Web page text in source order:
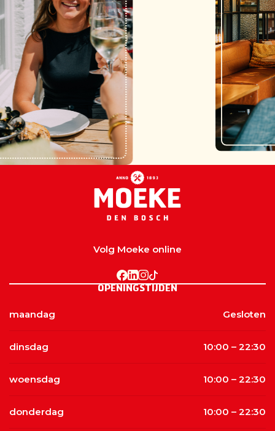
OPENINGSTIJDEN
maandag Gesloten
dinsdag 10:00 – 22:30
woensdag 10:00 – 22:30
donderdag 10:00 – 22:30
Volg Moeke online